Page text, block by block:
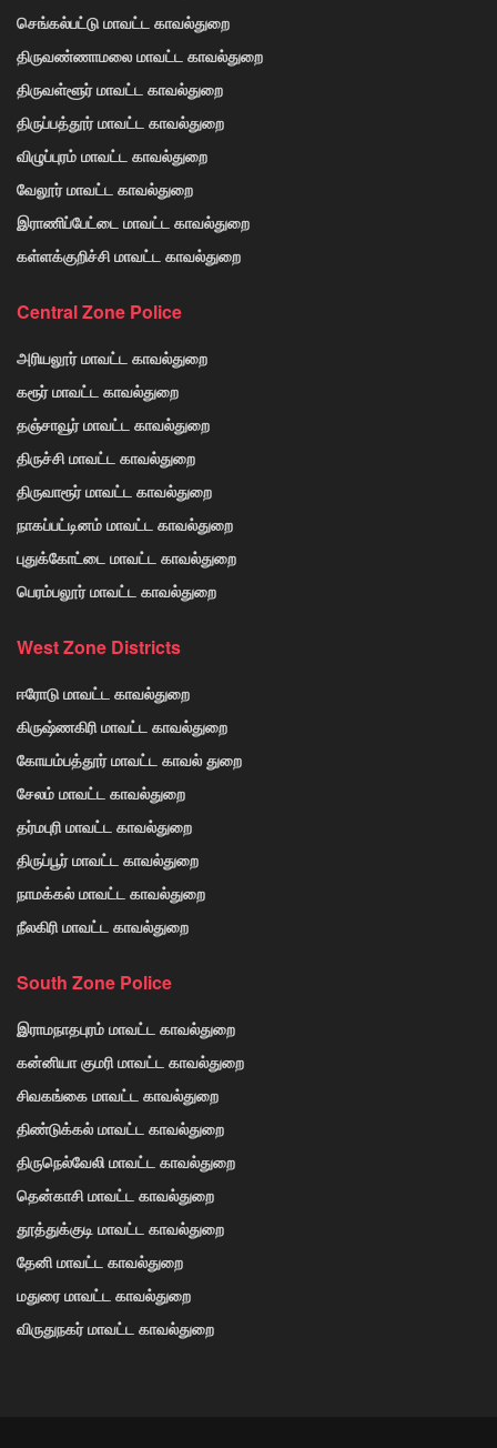
செங்கல்பட்டு மாவட்ட காவல்துறை
திருவண்ணாமலை மாவட்ட காவல்துறை
திருவள்ளூர் மாவட்ட காவல்துறை
திருப்பத்தூர் மாவட்ட காவல்துறை
விழுப்புரம் மாவட்ட காவல்துறை
வேலூர் மாவட்ட காவல்துறை
இராணிப்பேட்டை மாவட்ட காவல்துறை
கள்ளக்குறிச்சி மாவட்ட காவல்துறை
Central Zone Police
அரியலூர் மாவட்ட காவல்துறை
கரூர் மாவட்ட காவல்துறை
தஞ்சாவூர் மாவட்ட காவல்துறை
திருச்சி மாவட்ட காவல்துறை
திருவாரூர் மாவட்ட காவல்துறை
நாகப்பட்டினம் மாவட்ட காவல்துறை
புதுக்கோட்டை மாவட்ட காவல்துறை
பெரம்பலூர் மாவட்ட காவல்துறை
West Zone Districts
ஈரோடு மாவட்ட காவல்துறை
கிருஷ்ணகிரி மாவட்ட காவல்துறை
கோயம்பத்தூர் மாவட்ட காவல் துறை
சேலம் மாவட்ட காவல்துறை
தர்மபுரி மாவட்ட காவல்துறை
திருப்பூர் மாவட்ட காவல்துறை
நாமக்கல் மாவட்ட காவல்துறை
நீலகிரி மாவட்ட காவல்துறை
South Zone Police
இராமநாதபுரம் மாவட்ட காவல்துறை
கன்னியா குமரி மாவட்ட காவல்துறை
சிவகங்கை மாவட்ட காவல்துறை
திண்டுக்கல் மாவட்ட காவல்துறை
திருநெல்வேலி மாவட்ட காவல்துறை
தென்காசி மாவட்ட காவல்துறை
தூத்துக்குடி மாவட்ட காவல்துறை
தேனி மாவட்ட காவல்துறை
மதுரை மாவட்ட காவல்துறை
விருதுநகர் மாவட்ட காவல்துறை